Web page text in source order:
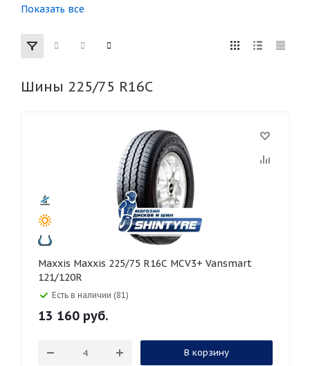
R22
155 165 185
285 295
30 40 45
55 70
Показать все
Шины 225/75 R16C
Maxxis Maxxis 225/75 R16C MCV3+ Vansmart
121/120R
Есть в наличии (81)
13 160 руб.
В корзину